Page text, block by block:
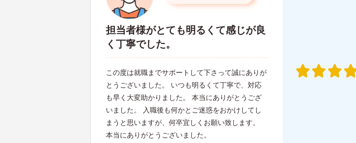
担当者様がとても明るくて感じが良
く丁寧でした。
この度は就職までサポートして下さって誠にありが
とうございました。 いつも明るくて丁寧で、対応
も早く大変助かりました。 本当にありがとうござ
いました。 入職後も何かとご迷惑をおかけしてし
まうと思いますが、何卒宜しくお願い致します。
本当にありがとうございました。